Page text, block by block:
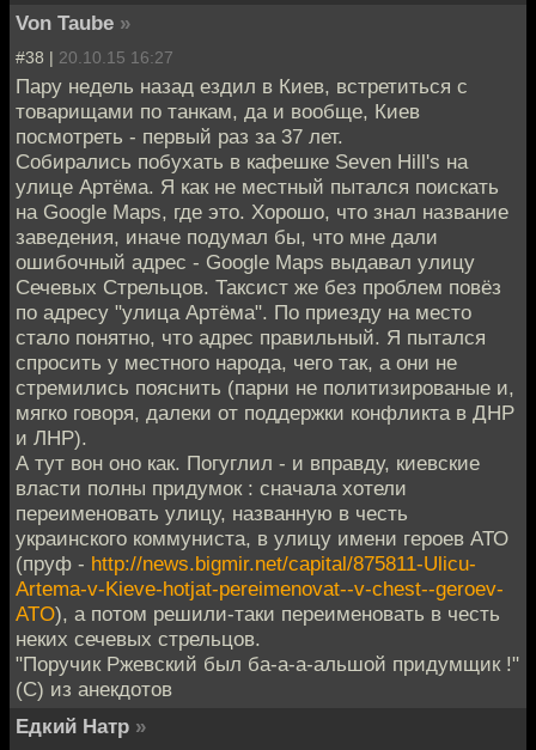
Von Taube »
#38 | 20.10.15 16:27
Пару недель назад ездил в Киев, встретиться с
товарищами по танкам, да и вообще, Киев
посмотреть - первый раз за 37 лет.
Собирались побухать в кафешке Seven Hill's на
улице Артёма. Я как не местный пытался поискать
на Google Maps, где это. Хорошо, что знал название
заведения, иначе подумал бы, что мне дали
ошибочный адрес - Google Maps выдавал улицу
Сечевых Стрельцов. Таксист же без проблем повёз
по адресу "улица Артёма". По приезду на место
стало понятно, что адрес правильный. Я пытался
спросить у местного народа, чего так, а они не
стремились пояснить (парни не политизированые и,
мягко говоря, далеки от поддержки конфликта в ДНР
и ЛНР).
А тут вон оно как. Погуглил - и вправду, киевские
власти полны придумок : сначала хотели
переименовать улицу, названную в честь
украинского коммуниста, в улицу имени героев АТО
(пруф - http://news.bigmir.net/capital/875811-Ulicu-
Artema-v-Kieve-hotjat-pereimenovat--v-chest--geroev-
ATO), а потом решили-таки переименовать в честь
неких сечевых стрельцов.
"Поручик Ржевский был ба-а-а-альшой придумщик !"
(С) из анекдотов
Едкий Натр »